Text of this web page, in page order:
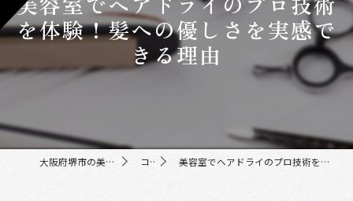
を体験！髪への優しさを実感で
きる理由
大阪府堺市の美容室ならFor-Relive コラム 美容室でヘアドライのプロ技術を体験！髪への優しさを実感できる理由